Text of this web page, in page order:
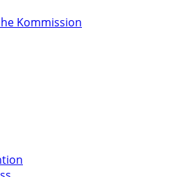
Kommission